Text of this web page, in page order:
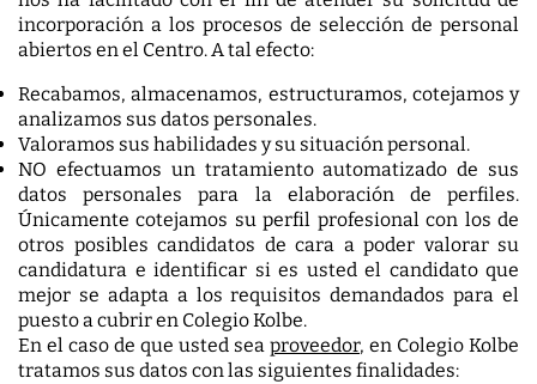
incorporación a los procesos de selección de personal
abiertos en el Centro. A tal efecto:
Recabamos, almacenamos, estructuramos, cotejamos y
analizamos sus datos personales.
Valoramos sus habilidades y su situación personal.
NO efectuamos un tratamiento automatizado de sus
datos personales para la elaboración de perfiles.
Únicamente cotejamos su perfil profesional con los de
otros posibles candidatos de cara a poder valorar su
candidatura e identificar si es usted el candidato que
mejor se adapta a los requisitos demandados para el
puesto a cubrir en Colegio Kolbe.
En el caso de que usted sea proveedor, en Colegio Kolbe
tratamos sus datos con las siguientes finalidades: